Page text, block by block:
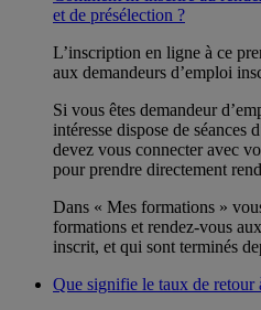
et de présélection ?
L’inscription en ligne à ce
aux demandeurs d’emploi
Si vous êtes demandeur
intéresse dispose de séances
devez vous connecter avec
pour prendre directement
Dans « Mes formations »
formations et rendez-vous
inscrit, et qui sont terminés
Que signifie le taux de retour